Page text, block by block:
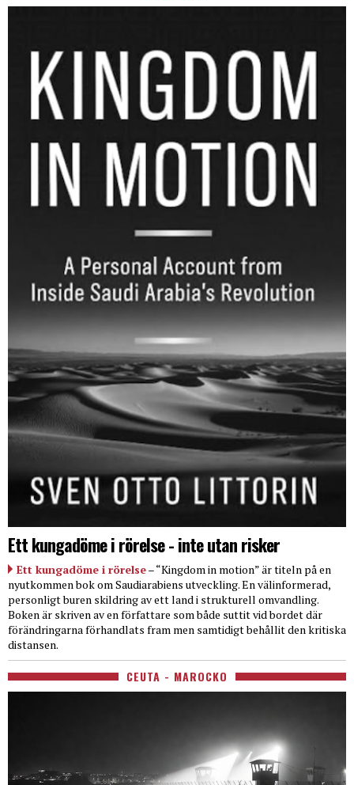
Ett kungadöme i rörelse - inte utan risker
Ett kungadöme i rörelse– “Kingdom in motion” är titeln på en
nyutkommen bok om Saudiarabiens utveckling. En välinformerad,
personligt buren skildring av ett land i strukturell omvandling.
Boken är skriven av en författare som både suttit vid bordet där
förändringarna förhandlats fram men samtidigt behållit den kritiska
distansen.
CEUTA - MAROCKO